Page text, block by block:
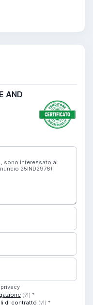
AND
(v1) *
di contratto (v1) *